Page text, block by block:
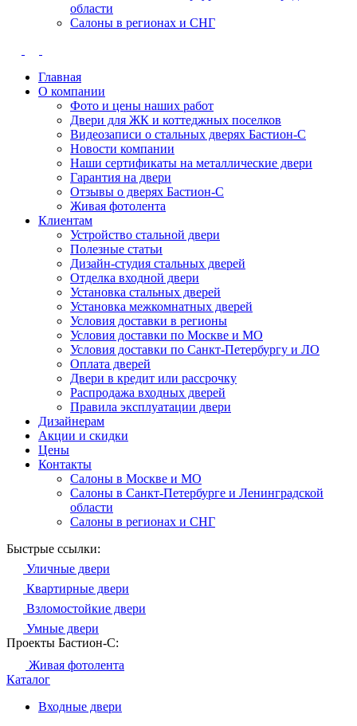
области
Салоны в регионах и СНГ
Главная
О компании
Фото и цены наших работ
Двери для ЖК и коттеджных поселков
Видеозаписи о стальных дверях Бастион-С
Новости компании
Наши сертификаты на металлические двери
Гарантия на двери
Отзывы о дверях Бастион-С
Живая фотолента
Клиентам
Устройство стальной двери
Полезные статьи
Дизайн-студия стальных дверей
Отделка входной двери
Установка стальных дверей
Установка межкомнатных дверей
Условия доставки в регионы
Условия доставки по Москве и МО
Условия доставки по Санкт-Петербургу и ЛО
Оплата дверей
Двери в кредит или рассрочку
Распродажа входных дверей
Правила эксплуатации двери
Дизайнерам
Акции и скидки
Цены
Контакты
Салоны в Москве и МО
Салоны в Санкт-Петербурге и Ленинградской
области
Салоны в регионах и СНГ
Быстрые ссылки:
Уличные двери
Квартирные двери
Взломостойкие двери
Умные двери
Проекты Бастион-С:
Живая фотолента
Каталог
Входные двери